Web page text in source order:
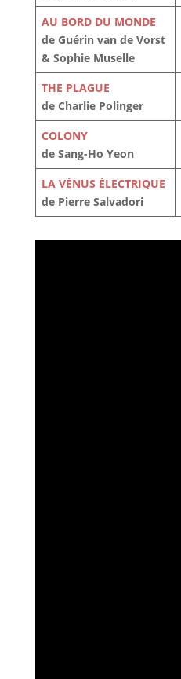
AU BORD DU MONDE
de Guérin van de Vorst
& Sophie Muselle
THE PLAGUE
de Charlie Polinger
COLONY
de Sang-Ho Yeon
LA VÉNUS ÉLECTRIQUE
de Pierre Salvadori